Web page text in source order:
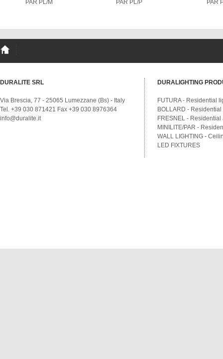
PAR PL/M PAR PL/P PAR
DURALITE SRL
Via Brescia, 77 - 25065 Lumezzane (Bs) - Italy
Tel. +39 030 871421 Fax +39 030 8976364
info@duralite.it
DURALIGHTING
FUTURA - Residential
BOLLARD -
FRESNEL -
MINILITE/PAR -
WALL LIGHTING -
LED FIXTURES